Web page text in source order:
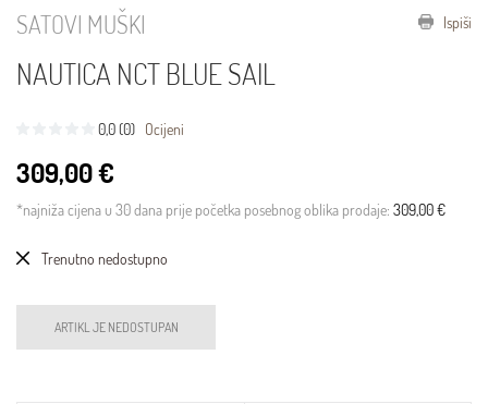
Ispiši
SATOVI MUŠKI
NAUTICA NCT BLUE SAIL
0,0 (0) Ocijeni
309,00 €
*najniža cijena u 30 dana prije početka posebnog oblika prodaje: 309,00 €
Trenutno nedostupno
ARTIKL JE NEDOSTUPAN